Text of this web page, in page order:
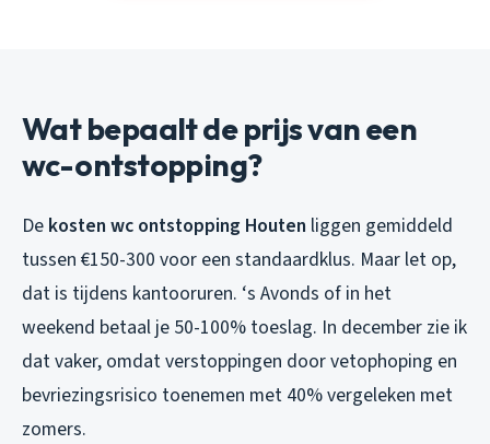
Wat bepaalt de prijs van een
wc-ontstopping?
De kosten wc ontstopping Houten liggen gemiddeld
tussen €150-300 voor een standaardklus. Maar let op,
dat is tijdens kantooruren. ‘s Avonds of in het
weekend betaal je 50-100% toeslag. In december zie ik
dat vaker, omdat verstoppingen door vetophoping en
bevriezingsrisico toenemen met 40% vergeleken met
zomers.